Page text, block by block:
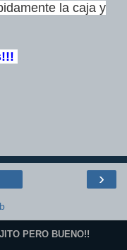
la caja y
›
PERO BUENO!!